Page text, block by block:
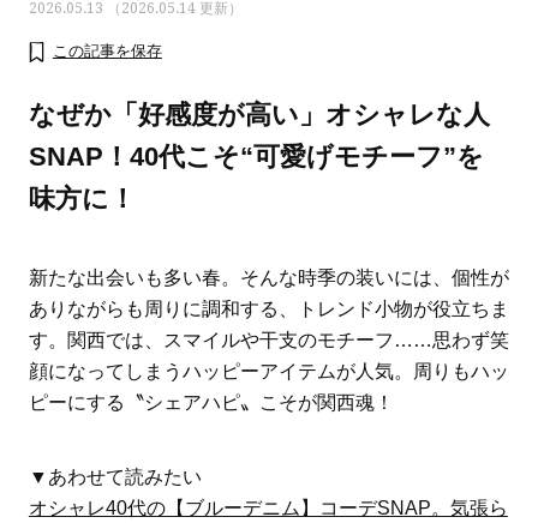
ママとパパに贈る「ジェンダーレ
ス学」
人気の40代髪型・ヘア
タログ
2026.05.13 （2026.05.14 更新）
この記事を保存
なぜか「好感度が高い」オシャレな人
SNAP！40代こそ“可愛げモチーフ”を
味方に！
新たな出会いも多い春。そんな時季の装いには、個性が
ありながらも周りに調和する、トレンド小物が役立ちま
す。関西では、スマイルや干支のモチーフ……思わず笑
顔になってしまうハッピーアイテムが人気。周りもハッ
ピーにする〝シェアハピ〟こそが関西魂！
▼あわせて読みたい
オシャレ40代の【ブルーデニム】コーデSNAP。気張ら